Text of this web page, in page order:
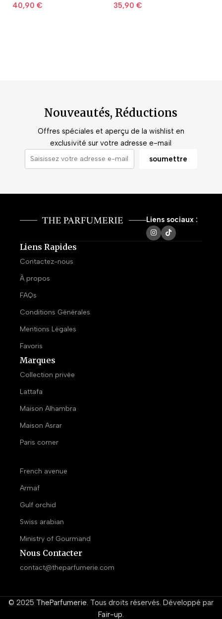
40,90 €
35,90 €
Nouveautés, Réductions
Offres spéciales et aperçu de la wishlist en
exclusivité sur votre adresse e-mail
Liens sociaux :
Liens Rapides
Contactez-nous
À propos
FAQs
Conditions Générales
Mentions Légales
Favoris
Marques
Collection privée
Lattafa
Maison Alhambra
Maison Asrar
Paris corner
French avenue
Armaf
Gulf orchid
Swiss arabian
Ministry of Gourmand
Nous Contacter
contact@theparfumerie.com
© 2025 TheParfumerie. Tous droits réservés. Développé par
Fair-up.